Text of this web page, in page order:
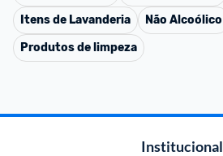
Itens de Lavanderia
Não Alcoólico
Produtos de limpeza
Institucional